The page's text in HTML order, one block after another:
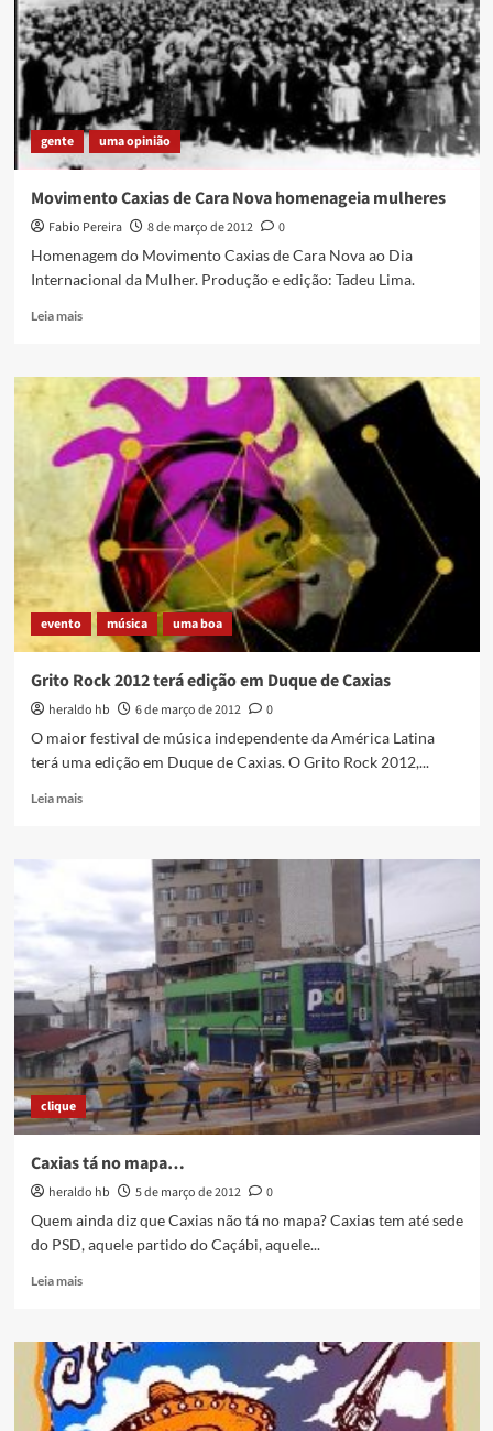
mostra
problemas
em
Caxias
por
falta
saneamento
gente uma opinião
Movimento Caxias de Cara Nova homenageia mulheres
Fabio Pereira 8 de março de 2012
0
Homenagem do Movimento Caxias de Cara Nova ao Dia
Internacional da Mulher. Produção e edição: Tadeu Lima.
Leia maisRead
Movimento
Caxias
de
Cara
Nova
homenageia
mulheres
evento música uma boa
Grito Rock 2012 terá edição em Duque de Caxias
heraldo hb 6 de março de 2012
0
O maior festival de música independente da América Latina
terá uma edição em Duque de Caxias. O Grito Rock 2012,...
Leia maisRead
Rock
terá
edição
em
Duque
de
Caxias
clique
Caxias tá no mapa…
heraldo hb 5 de março de 2012
0
Quem ainda diz que Caxias não tá no mapa? Caxias tem até sede
do PSD, aquele partido do Caçábi, aquele...
Leia maisRead
Caxias
tá
no
mapa…